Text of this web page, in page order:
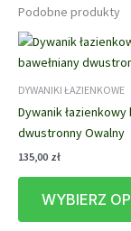
Podobne produkty
DYWANIKI ŁAZIENKOWE
Dywanik łazienkowy
dwustronny Owalny
135,00 zł
WYBIERZ